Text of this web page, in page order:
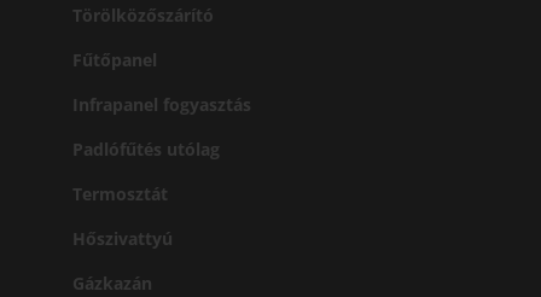
Törölközőszárító
Fűtőpanel
Infrapanel fogyasztás
Padlófűtés utólag
Termosztát
Hőszivattyú
Gázkazán